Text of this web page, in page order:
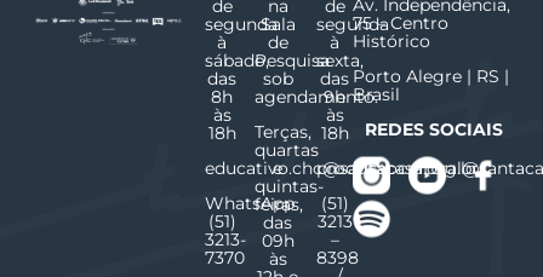
de
segunda
à
sábado,
das
8h
às
18h
educativo.chc@santacasa.org.br
WhatsApp
(51)
3213-
7370
na
Sala
de
Pesquisa
sob
agendamento.
Terças,
quartas
e
quintas-
feiras,
das
09h
às
de
segunda
à
sexta,
das
9h
às
18h
(51)
3213
–
8398
Av. Independência,
75 – Centro
Histórico
Porto Alegre | RS |
Brasil
REDES SOCIAIS